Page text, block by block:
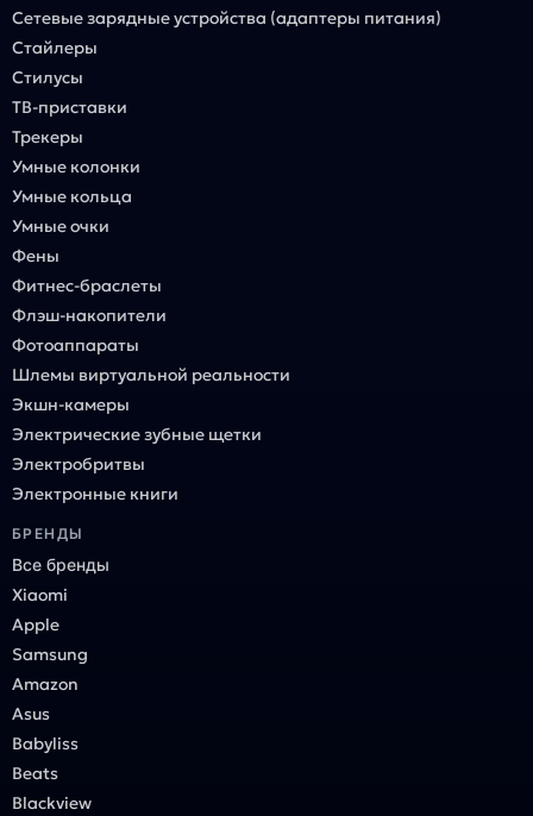
Сетевые зарядные устройства (адаптеры питания)
Стайлеры
Стилусы
ТВ-приставки
Трекеры
Умные колонки
Умные кольца
Умные очки
Фены
Фитнес-браслеты
Флэш-накопители
Фотоаппараты
Шлемы виртуальной реальности
Экшн-камеры
Электрические зубные щетки
Электробритвы
Электронные книги
БРЕНДЫ
Все бренды
Xiaomi
Apple
Samsung
Amazon
Asus
Babyliss
Beats
Blackview